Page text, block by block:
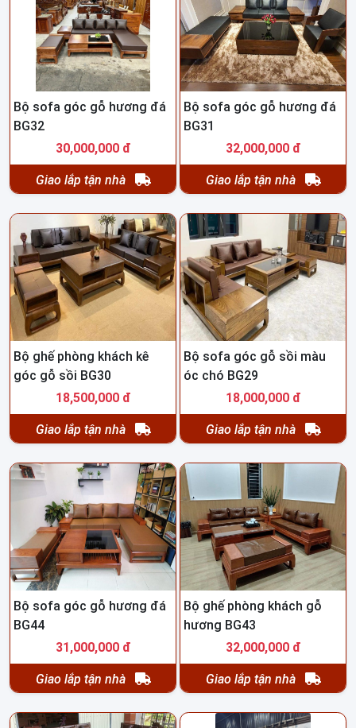
Bộ sofa góc gỗ hương đá
BG32
30,000,000 đ
Giao lắp tận nhà
Bộ sofa góc gỗ hương đá
BG31
32,000,000 đ
Giao lắp tận nhà
Bộ ghế phòng khách kê
góc gỗ sồi BG30
18,500,000 đ
Giao lắp tận nhà
Bộ sofa góc gỗ sồi màu
óc chó BG29
18,000,000 đ
Giao lắp tận nhà
Bộ sofa góc gỗ hương đá
BG44
31,000,000 đ
Giao lắp tận nhà
Bộ ghế phòng khách gỗ
hương BG43
32,000,000 đ
Giao lắp tận nhà